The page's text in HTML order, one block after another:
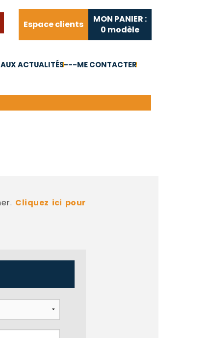
Espace clients
MON PANIER :
0 modèle
ACTUALITÉS---ME CONTACTER
Cliquez ici pour